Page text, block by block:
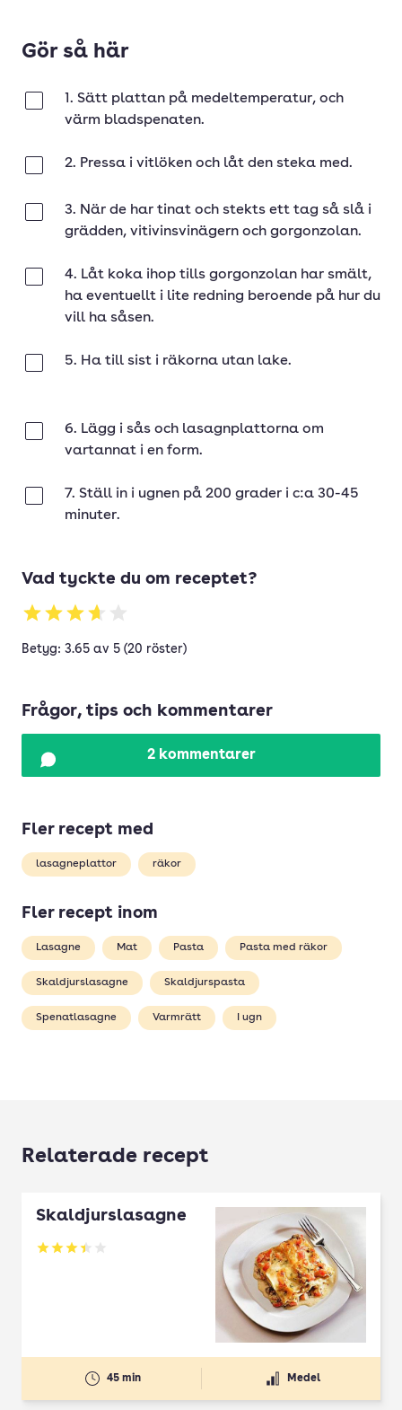
Gör så här
1. Sätt plattan på medeltemperatur, och
värm bladspenaten.
2. Pressa i vitlöken och låt den steka med.
3. När de har tinat och stekts ett tag så slå i
grädden, vitivinsvinägern och gorgonzolan.
4. Låt koka ihop tills gorgonzolan har smält,
ha eventuellt i lite redning beroende på hur du
vill ha såsen.
5. Ha till sist i räkorna utan lake.
6. Lägg i sås och lasagnplattorna om
vartannat i en form.
7. Ställ in i ugnen på 200 grader i c:a 30-45
minuter.
Vad tyckte du om receptet?
Betyg: 3.65 av 5 (20 röster)
Frågor, tips och kommentarer
2 kommentarer
Fler recept med
lasagneplattor räkor
Fler recept inom
Lasagne Mat Pasta Pasta med räkor
Skaldjurslasagne Skaldjurspasta
Spenatlasagne Varmrätt I ugn
Relaterade recept
Skaldjurslasagne
Betyg: 3.44 av 5
45 min Medel